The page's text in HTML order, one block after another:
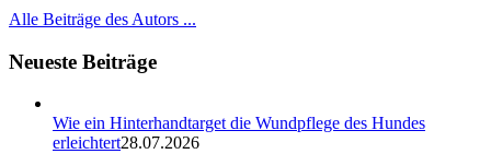
Alle Beiträge des Autors ...
Neueste Beiträge
Wie ein Hinterhandtarget die Wundpflege des Hundes
erleichtert28.07.2026